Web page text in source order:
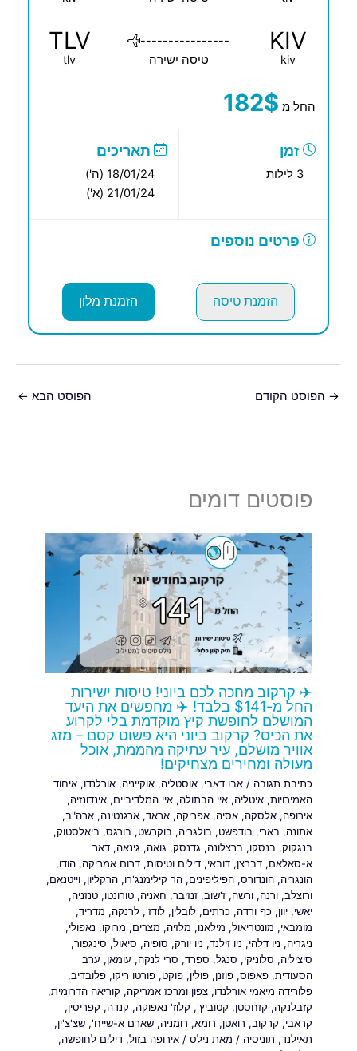
KIV
kiv
----------------
טיסה ישירה
TLV
tlv
החל מ 182$
זמן
3 לילות
תאריכים
18/01/24 (ה')
21/01/24 (א')
פרטים נוספים
הזמנת טיסה הזמנת מלון
→ הפוסט הקודם הפוסט הבא ←
פוסטים דומים
✈️ קרקוב מחכה לכם ביוני! טיסות ישירות
החל מ-$141 בלבד! ✈️ מחפשים את היעד
המושלם לחופשת קיץ מוקדמת בלי לקרוע
את הכיס? קרקוב ביוני היא פשוט קסם – מזג
אוויר מושלם, עיר עתיקה מהממת, אוכל
מעולה ומחירים מצחיקים!
כתיבת תגובה /אבו דאבי,אוסטליה,אוקייניה,אורלנדו,איחוד
האמירויות,איטליה,איי הבתולה,איי המלדיביים,אינדונזיה,
אירופה,אלסקה,אסיה,אפריקה,אראד,ארגנטינה,ארה"ב,
אתונה, בארי, בודפשט, בולגריה, בוקרשט, בורגס, ביאלסטוק,
בנגקוק, בנסקו, ברצלונה, גדנסק, גואה, גינאה,דאר
א-סאלאם,דברצן,דובאי,דילים וטיסות,דרום אמריקה,הודו,
הונגריה,הונדורס,הפיליפינים,הר קילימנג'רו,הרקליון,וייטנאם,
ורוצלב,ורנה,ורשה,ז'שוב,זנזיבר, חאניה,טורונטו,טנזניה,
יאשי,יוון, כף ורדה, כרתים,לובלין,לודז',לרנקה, מדריד,
מומבאי, מונטריאול, מילאנו, מלזיה, מצרים, מרוקו, נאפולי,
ניגריה, ניו דלהי, ניו זילנד, ניו יורק, סופיה, סיאול, סינגפור,
סיציליה, סלוניקי, סנגל, ספרד, סרי לנקה, עומאן, ערב
הסעודית,פאפוס,פוזנן,פולין,פוקט,פורטו ריקו,פלובדיב,
פלורידה מיאמי אורלנדו,צפון ומרכז אמריקה, קוריאה הדרומית,
קזבלנקה, קזחסטן, קטוביץ', קלוז' נאפוקה, קנדה, קפריסין,
קראבי, קרקוב, רואטן, רומא, רומניה,שארם א-שייח',שצ'צ'ין,
תאילנד, תוניסיה / מאת נילס/אירופה בזול,דילים לחופשה,